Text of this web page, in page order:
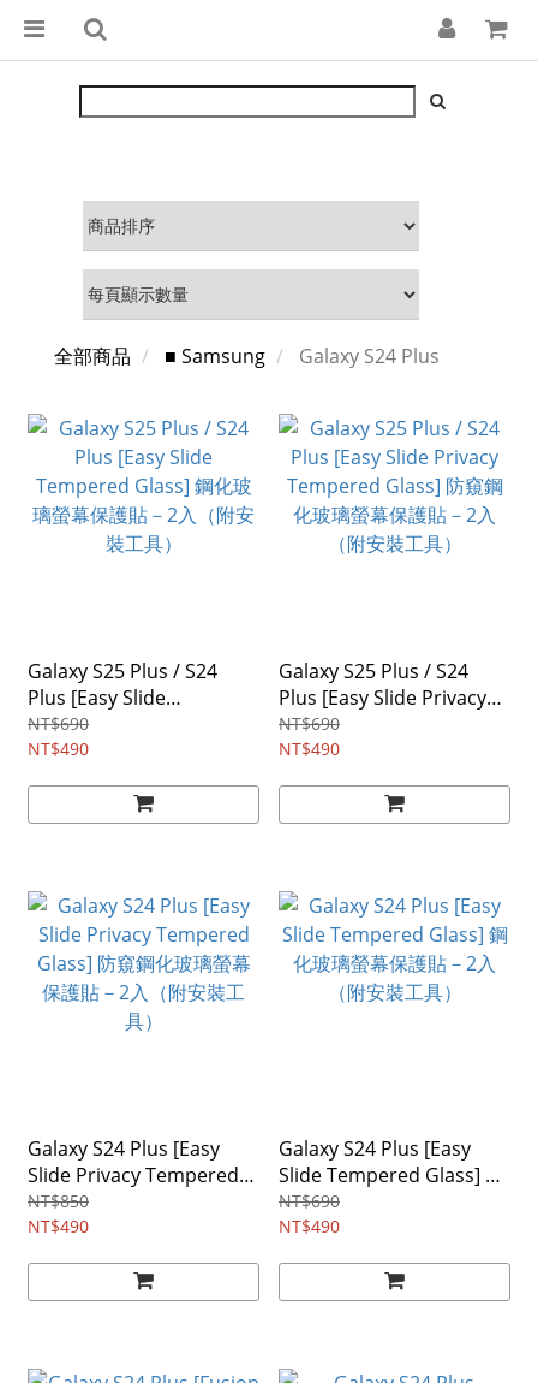
全部商品 ■ Samsung Galaxy S24 Plus
Galaxy S25 Plus / S24
Plus [Easy Slide
Tempered Glass] 鋼化玻
璃螢幕保護貼－2入（附安
NT$690
NT$490
Galaxy S25 Plus / S24
Plus [Easy Slide Privacy
Tempered Glass] 防窺鋼
化玻璃螢幕保護貼－2入
NT$690
NT$490
Galaxy S24 Plus [Easy
Slide Privacy Tempered
Glass] 防窺鋼化玻璃螢幕
保護貼－2入（附安裝工
NT$850
NT$490
Galaxy S24 Plus [Easy
Slide Tempered Glass] 鋼
化玻璃螢幕保護貼－2入
（附安裝工具）
NT$690
NT$490